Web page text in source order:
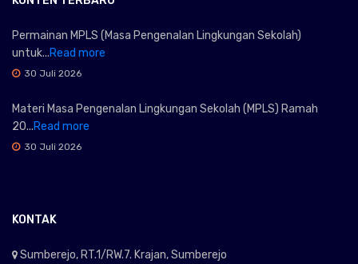
Permainan MPLS (Masa Pengenalan Lingkungan Sekolah)
untuk...Read more
30 Juli 2026
Materi Masa Pengenalan Lingkungan Sekolah (MPLS) Ramah
20...Read more
30 Juli 2026
KONTAK
Sumberejo, RT.1/RW.7. Krajan, Sumberejo